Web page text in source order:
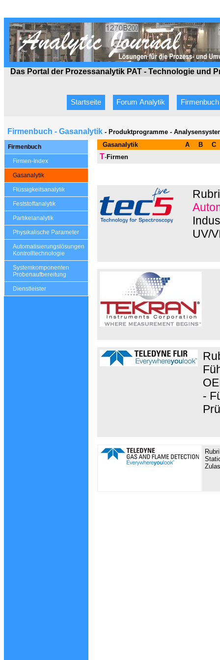
Das Portal der Prozessanalytik PAT - Technologie und
Startseite Forum Analytik Firmenbuch
Firmenbuch - Gasanalytik - Produktprogramme -
Firmenbuch
Firmen-Index
Gasanalytik
Flüssigkeitsanalytik
Feststoffanalytik
Partikelanalytik
Physikalische Parameter
Automatisierungslösungen
Kontrolltechnologie
Systemkomponenten
Probenaufbereitung
Dienstleister
Gasanalytik A B C
T-Firmen
UV/
-